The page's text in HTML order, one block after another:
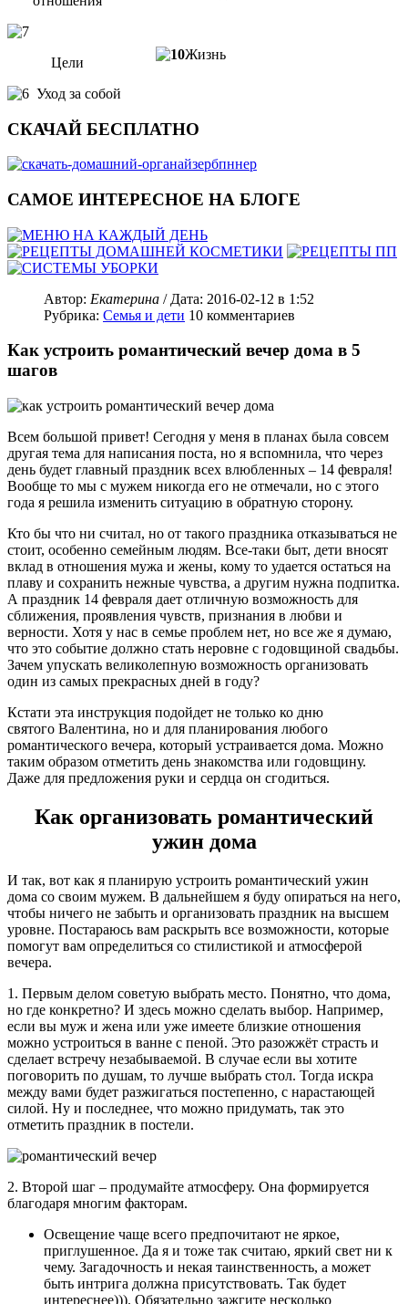
Цели
Жизнь
Уход за собой
СКАЧАЙ БЕСПЛАТНО
САМОЕ ИНТЕРЕСНОЕ НА БЛОГЕ
Автор: Екатерина / Дата: 2016-02-12 в 1:52
Рубрика: Семья и дети 10 комментариев
Как устроить романтический вечер дома в 5
шагов
Всем большой привет! Сегодня у меня в планах была совсем
другая тема для написания поста, но я вспомнила, что через
день будет главный праздник всех влюбленных – 14 февраля!
Вообще то мы с мужем никогда его не отмечали, но с этого
года я решила изменить ситуацию в обратную сторону.
Кто бы что ни считал, но от такого праздника отказываться не
стоит, особенно семейным людям. Все-таки быт, дети вносят
вклад в отношения мужа и жены, кому то удается остаться на
плаву и сохранить нежные чувства, а другим нужна подпитка.
А праздник 14 февраля дает отличную возможность для
сближения, проявления чувств, признания в любви и
верности. Хотя у нас в семье проблем нет, но все же я думаю,
что это событие должно стать неровне с годовщиной свадьбы.
Зачем упускать великолепную возможность организовать
один из самых прекрасных дней в году?
Кстати эта инструкция подойдет не только ко дню
святого Валентина, но и для планирования любого
романтического вечера, который устраивается дома. Можно
таким образом отметить день знакомства или годовщину.
Даже для предложения руки и сердца он сгодиться.
Как организовать романтический
ужин дома
И так, вот как я планирую устроить романтический ужин
дома со своим мужем. В дальнейшем я буду опираться на него,
чтобы ничего не забыть и организовать праздник на высшем
уровне. Постараюсь вам раскрыть все возможности, которые
помогут вам определиться со стилистикой и атмосферой
вечера.
1. Первым делом советую выбрать место. Понятно, что дома,
но где конкретно? И здесь можно сделать выбор. Например,
если вы муж и жена или уже имеете близкие отношения
можно устроиться в ванне с пеной. Это разожжёт страсть и
сделает встречу незабываемой. В случае если вы хотите
поговорить по душам, то лучше выбрать стол. Тогда искра
между вами будет разжигаться постепенно, с нарастающей
силой. Ну и последнее, что можно придумать, так это
отметить праздник в постели.
2. Второй шаг – продумайте атмосферу. Она формируется
благодаря многим факторам.
Освещение чаще всего предпочитают не яркое,
приглушенное. Да я и тоже так считаю, яркий свет ни к
чему. Загадочность и некая таинственность, а может
быть интрига должна присутствовать. Так будет
интереснее))). Обязательно зажгите несколько